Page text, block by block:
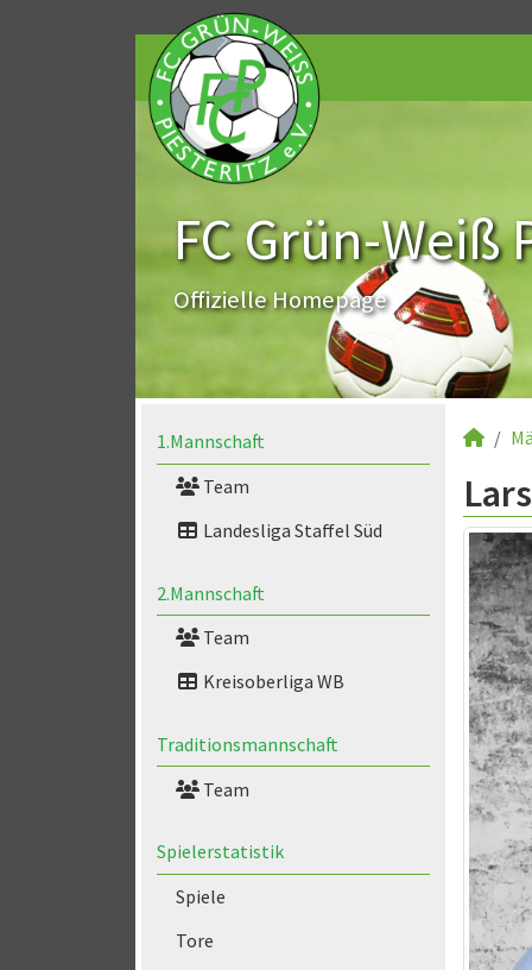
FC Grün-Weiß
Offizielle Homepage
1.Mannschaft
Team
Landesliga Staffel Süd
2.Mannschaft
Team
Kreisoberliga WB
Traditionsmannschaft
Team
Spielerstatistik
Spiele
Tore